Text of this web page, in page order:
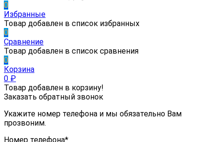
0
Избранные
Товар добавлен в список избранных
0
Сравнение
Товар добавлен в список сравнения
0
Корзина
0 ₽
Товар добавлен в корзину!
Заказать обратный звонок
Укажите номер телефона и мы обязательно Вам
прозвоним.
Номер телефона*